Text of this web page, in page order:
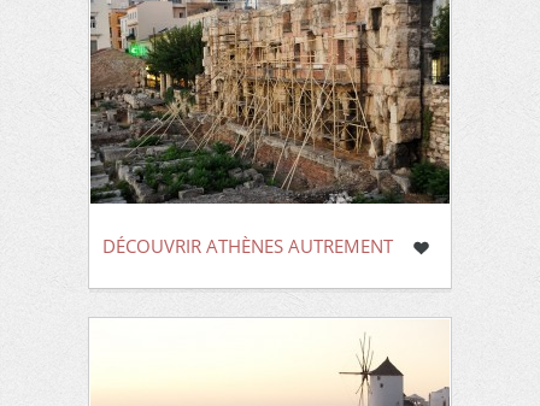
DÉCOUVRIR ATHÈNES AUTREMENT